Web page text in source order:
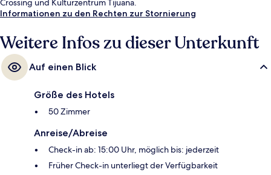
Crossing und Kulturzentrum Tijuana.
Informationen zu den Rechten zur Stornierung
Weitere Infos zu dieser Unterkunft
Auf einen Blick
Größe des Hotels
50 Zimmer
Anreise/Abreise
Check-in ab: 15:00 Uhr, möglich bis: jederzeit
Früher Check-in unterliegt der Verfügbarkeit